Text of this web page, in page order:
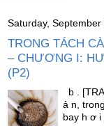
Saturday, September
TRONG TÁCH
– CHƯƠNG I:
(P2)
b .
ả n,
bay h ơ